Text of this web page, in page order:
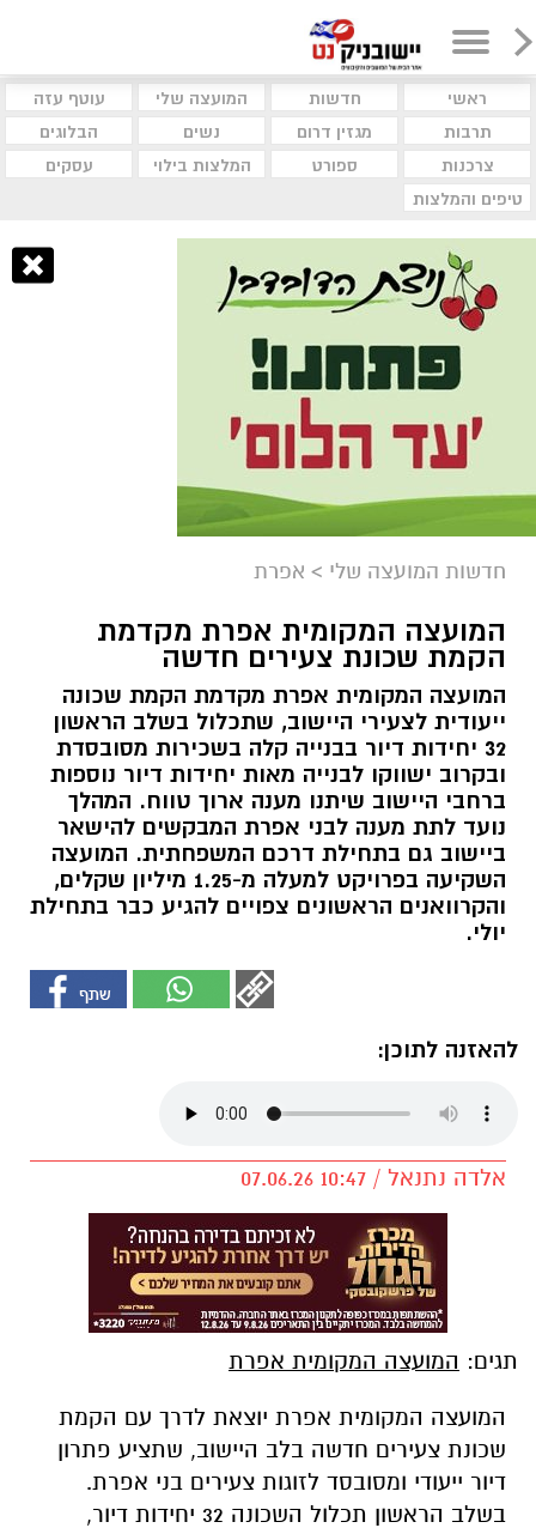
ראשי חדשות המועצה שלי
עוטף עזה
תרבות
מגזין דרום נשים
הבלוגים
צרכנות
ספורט המלצות בילוי
עסקים
טיפים והמלצות
חדשות המועצה שלי > אפרת
המועצה המקומית אפרת מקדמת
הקמת שכונת צעירים חדשה
המועצה המקומית אפרת מקדמת הקמת שכונה
ייעודית לצעירי היישוב, שתכלול בשלב הראשון
32 יחידות דיור בבנייה קלה בשכירות מסובסדת
ובקרוב ישווקו לבנייה מאות יחידות דיור נוספות
ברחבי היישוב שיתנו מענה ארוך טווח. המהלך
נועד לתת מענה לבני אפרת המבקשים להישאר
ביישוב גם בתחילת דרכם המשפחתית. המועצה
השקיעה בפרויקט למעלה מ-1.25 מיליון שקלים,
והקרוואנים הראשונים צפויים להגיע כבר בתחילת
יולי.
להאזנה לתוכן:
אלדה נתנאל / 10:47 07.06.26
תגים: המועצה המקומית אפרת
המועצה המקומית אפרת יוצאת לדרך עם הקמת
שכונת צעירים חדשה בלב היישוב, שתציע פתרון
דיור ייעודי ומסובסד לזוגות צעירים בני אפרת.
בשלב הראשון תכלול השכונה 32 יחידות דיור,